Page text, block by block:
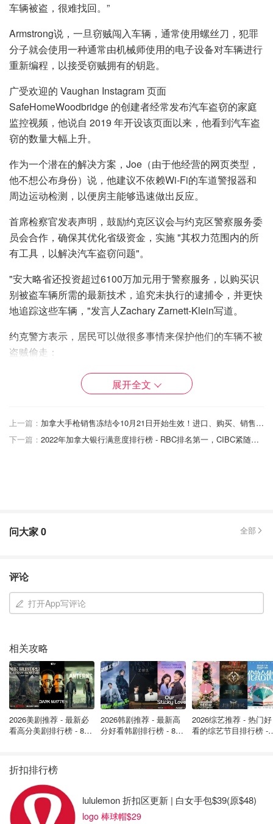
车辆被盗，很难找回。”
Armstrong说，一旦窃贼闯入车辆，通常使用螺丝刀，犯罪
分子就会使用一种通常由机械师使用的电子设备对车辆进行
重新编程，以接受窃贼拥有的钥匙。
广受欢迎的 Vaughan Instagram 页面
SafeHomeWoodbridge 的创建者经常发布汽车盗窃的家庭
监控视频，他说自 2019 年开设该页面以来，他看到汽车盗
窃的数量大幅上升。
作为一个潜在的解决方案，Joe（由于他经营的网页类型，
他不想公布身份）说，他建议不依赖Wi-Fi的车道警报器和
周边运动检测，以便房主能够迅速做出反应。
首席检察官发表声明，鼓励约克区议会与约克区警察服务委
员会合作，确保其优化省级资金，实施 "其权力范围内的所
有工具，以解决汽车盗窃问题"。
"安大略省还投资超过6100万加元用于警察服务，以购买识
别被盗车辆所需的最新技术，追究未执行的逮捕令，并更快
地追踪这些车辆，"发言人Zachary Zarnett-Klein写道。
约克警方表示，居民可以做很多事情来保护他们的车辆不被
盗贼偷走：
如果可能的话，将车辆停在上锁的车库里。大多数车辆
是在车道上被盗的。
在数据端口上安装一个锁。这种简单的装置可以在网上
便于审查和访问。
来源：
yorkregion封面：York Regional Police photo
菠萝叉烧包 2.1w
约克华人区车行多次遭“0”元购，保时
捷帕纳美拉、奥迪RS7和奔驰SUV直
接被开走！
被偷的车找到了！多伦多警方破获200
多辆被盗车辆，价值超1100万加币！
展开全文
上一篇：
加拿大手枪销售冻结令10月21日开始生效！进口、购买、销售或以其他方式转让手枪被禁止！
下一篇：
2022年加拿大银行满意度排行榜 - RBC排名第一，CIBC紧随其后，这家银行垫底了！
问大家0 全部
评论
打开App写评论
相关攻略
2026美剧推荐 - 最新必
看高分美剧排行榜 - 8月
2026韩剧推荐 - 最新高
分好看韩剧排行榜 - 8月
2026综艺推荐 - 热门好
看的综艺节目排行榜 -
折扣排行榜
lululemon 折扣区更新 | 白女手包$39(原$48)
logo 棒球帽$29